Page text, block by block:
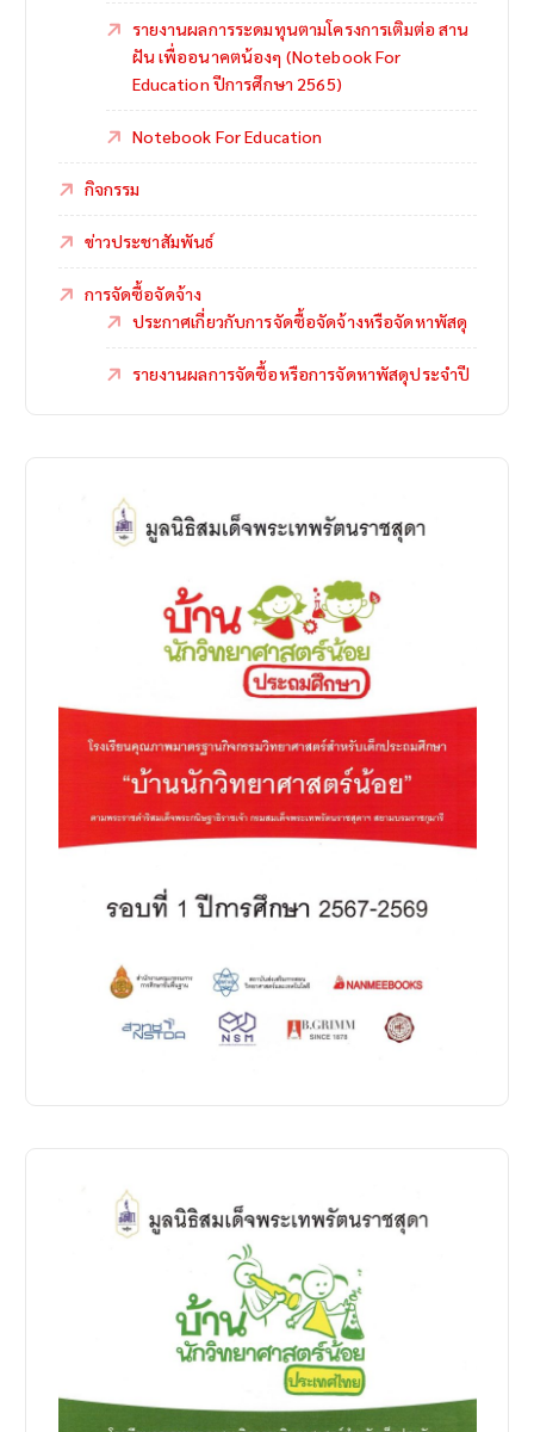
รายงานผลการระดมทุนตามโครงการเติมต่อ สาน
ฝัน เพื่ออนาคตน้องๆ (Notebook For
Education ปีการศึกษา 2565)
Notebook For Education
กิจกรรม
ข่าวประชาสัมพันธ์
การจัดซื้อจัดจ้าง
ประกาศเกี่ยวกับการจัดซื้อจัดจ้างหรือจัดหาพัสดุ
รายงานผลการจัดซื้อหรือการจัดหาพัสดุประจำปี